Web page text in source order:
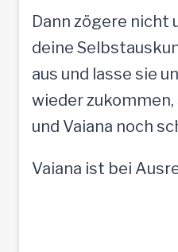
Dann zögere nicht
deine
aus und lasse sie
wieder
und Vaiana noch
Vaiana ist bei